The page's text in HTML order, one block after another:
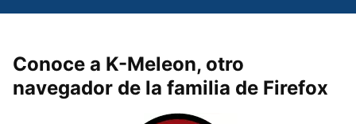
Conoce a K-Meleon, otro
navegador de la familia de Firefox